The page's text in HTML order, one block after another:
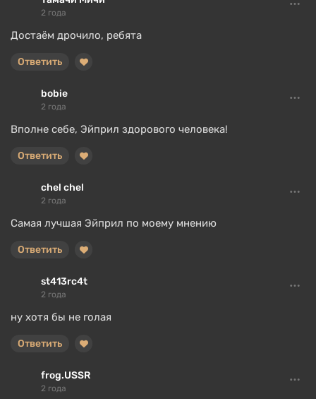
2 года
Достаём дрочило, ребята
Ответить
bobie
2 года
Вполне себе, Эйприл здорового человека!
Ответить
chel chel
2 года
Самая лучшая Эйприл по моему мнению
Ответить
st413rc4t
2 года
ну хотя бы не голая
Ответить
frog.USSR
2 года